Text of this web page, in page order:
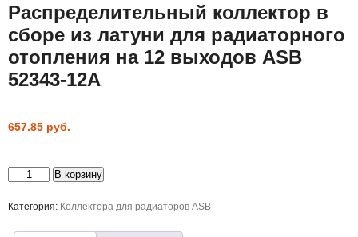
Распределительный коллектор в
сборе из латуни для радиаторного
отопления на 12 выходов ASB
52343-12A
657.85 руб.
Количество
товара
коллектор
В корзину
Категория: Коллектора для радиаторов ASB